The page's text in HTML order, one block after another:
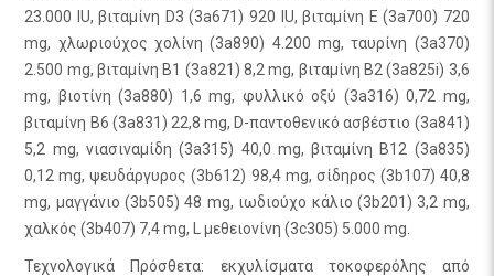
23.000 IU, βιταμίνη D3 (3a671) 920 IU, βιταμίνη E (3a700) 720
mg, χλωριούχος χολίνη (3a890) 4.200 mg, ταυρίνη (3a370)
2.500 mg, βιταμίνη B1 (3a821) 8,2 mg, βιταμίνη B2 (3a825i) 3,6
mg, βιοτίνη (3a880) 1,6 mg, φυλλικό οξύ (3a316) 0,72 mg,
βιταμίνη B6 (3a831) 22,8 mg, D-παντοθενικό ασβέστιο (3a841)
5,2 mg, νιασιναμίδη (3a315) 40,0 mg, βιταμίνη B12 (3a835)
0,12 mg, ψευδάργυρος (3b612) 98,4 mg, σίδηρος (3b107) 40,8
mg, μαγγάνιο (3b505) 48 mg, ιωδιούχο κάλιο (3b201) 3,2 mg,
χαλκός (3b407) 7,4 mg, L μεθειονίνη (3c305) 5.000 mg.
Τεχνολογικά Πρόσθετα: εκχυλίσματα τοκοφερόλης από